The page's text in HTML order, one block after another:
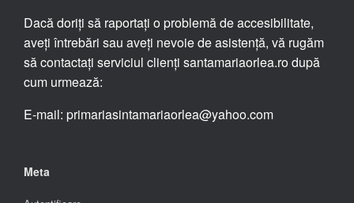
Dacă doriți să raportați o problemă de accesibilitate,
aveți întrebări sau aveți nevoie de asistență, vă rugăm
să contactați serviciul clienți santamariaorlea.ro după
cum urmează:
E-mail: primariasintamariaorlea@yahoo.com
Meta